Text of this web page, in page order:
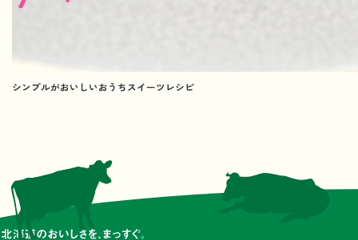
シンプルがおいしいおうちスイーツレシピ